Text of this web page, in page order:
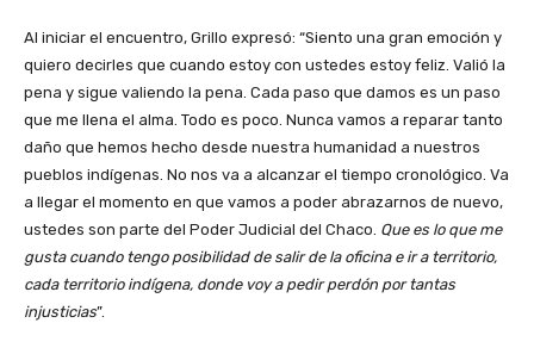
Al iniciar el encuentro, Grillo expresó: “Siento una gran emoción y
quiero decirles que cuando estoy con ustedes estoy feliz. Valió la
pena y sigue valiendo la pena. Cada paso que damos es un paso
que me llena el alma. Todo es poco. Nunca vamos a reparar tanto
daño que hemos hecho desde nuestra humanidad a nuestros
pueblos indígenas. No nos va a alcanzar el tiempo cronológico. Va
a llegar el momento en que vamos a poder abrazarnos de nuevo,
ustedes son parte del Poder Judicial del Chaco. Que es lo que me
gusta cuando tengo posibilidad de salir de la oficina e ir a territorio,
cada territorio indígena, donde voy a pedir perdón por tantas
injusticias”.